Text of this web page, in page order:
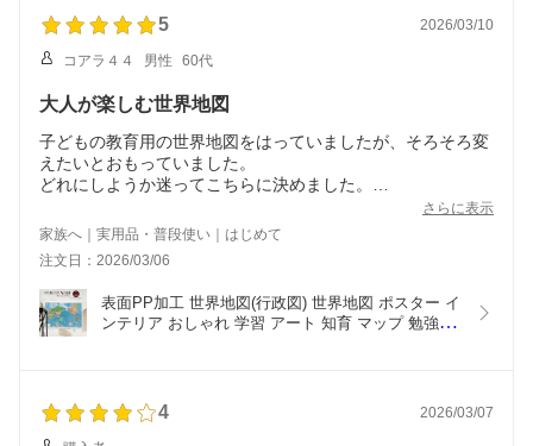
5 2026/03/10
コアラ４４ 男性 60代
大人が楽しむ世界地図
子どもの教育用の世界地図をはっていましたが、そろそろ変
えたいとおもっていました。
どれにしようか迷ってこちらに決めました。
さらに表示
家族へ｜実用品・普段使い｜はじめて
注文日：2026/03/06
表面PP加工 世界地図(行政図) 世界地図 ポスター イ
ンテリア おしゃれ 学習 アート 知育 マップ 勉強 教
4 2026/03/07